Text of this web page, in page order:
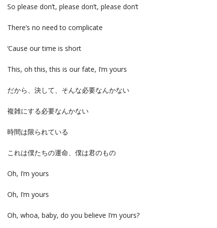
So please don’t, please don’t, please don’t
There’s no need to complicate
‘Cause our time is short
This, oh this, this is our fate, I’m yours
だから、決して、そんな必要なんかない
複雑にする必要なんかない
時間は限られている
これは僕たちの運命、僕は君のもの
Oh, I’m yours
Oh, I’m yours
Oh, whoa, baby, do you believe I’m yours?